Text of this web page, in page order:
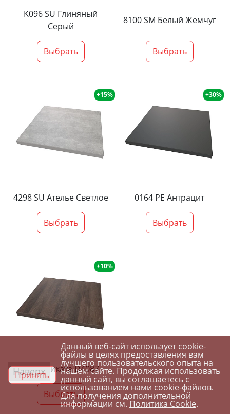
K096 SU Глиняный
Серый
Выбрать
8100 SM Белый Жемчуг
Выбрать
+15%
4298 SU Ателье Светлое
Выбрать
+30%
0164 PE Антрацит
Выбрать
+10%
Орех Ликата D4087
Выбрать
Наверх
Принять
Данный веб-сайт использует cookie-
файлы в целях предоставления вам
лучшего пользовательского опыта на
нашем сайте. Продолжая использовать
данный сайт, вы соглашаетесь с
использованием нами cookie-файлов.
Для получения дополнительной
информации см.Политика Cookie.